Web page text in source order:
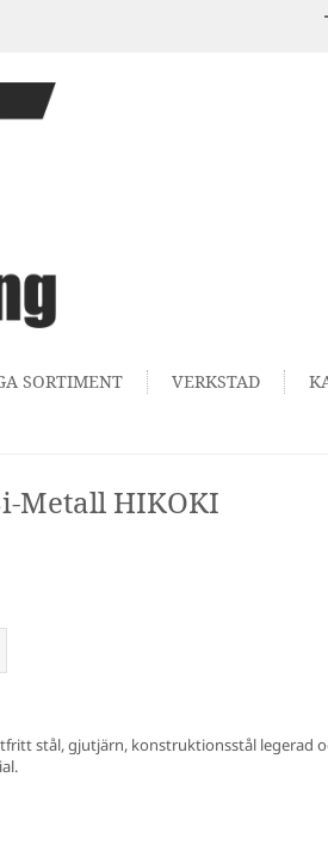
SORTIMENT VERKSTAD
Metall HIKOKI
stål, gjutjärn, konstruktionsstål legerad